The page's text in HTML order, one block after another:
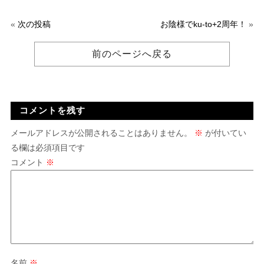
« 次の投稿 お陰様でku-to+2周年！ »
前のページへ戻る
コメントを残す
メールアドレスが公開されることはありません。 ※ が付いてい
る欄は必須項目です
コメント ※